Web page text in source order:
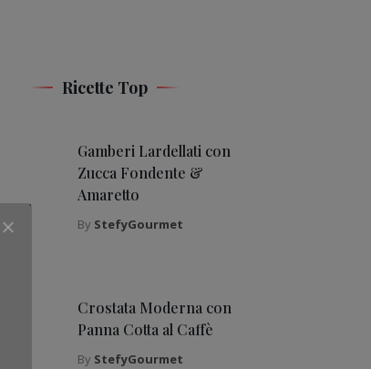
Ricette Top
Gamberi Lardellati con
Zucca Fondente &
Amaretto
By StefyGourmet
Crostata Moderna con
Panna Cotta al Caffè
By StefyGourmet